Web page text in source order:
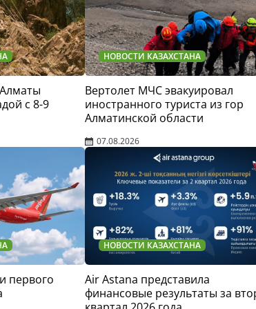
с 8-9
НОВОСТИ КАЗАХСТАНА
Вертолет МЧС эвакуировал
иностранного туриста из гор
Алматинской области
07.08.2026
первого
НОВОСТИ КАЗАХСТАНА
Air Astana представила
финансовые результаты за